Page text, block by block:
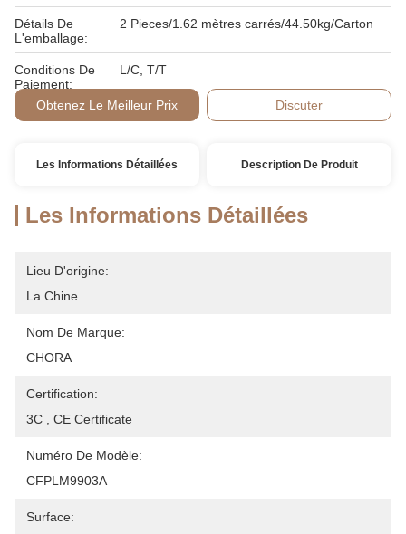
Détails De
L'emballage:
2 Pieces/1.62 mètres carrés/44.50kg/Carton
Conditions De
Paiement:
L/C, T/T
Obtenez Le Meilleur Prix Discuter
Les Informations Détaillées Description De Produit
Les Informations Détaillées
Lieu D'origine:
La Chine
Nom De Marque:
CHORA
Certification:
3C , CE Certificate
Numéro De Modèle:
CFPLM9903A
Surface: